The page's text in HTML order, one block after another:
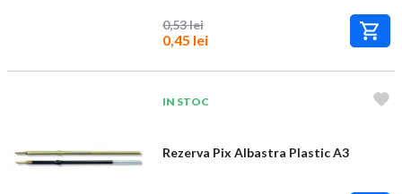
0,53 lei
0,45 lei
IN STOC
Rezerva Pix Albastra Plastic A3